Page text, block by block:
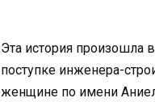
Эта история произошла
поступке инженера-
женщине по имени